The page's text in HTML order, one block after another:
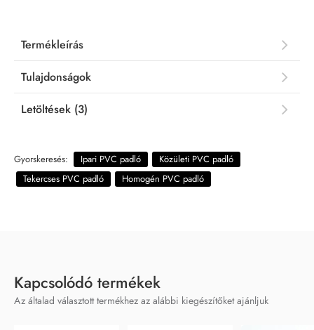
Termékleírás
Tulajdonságok
Letöltések (3)
Gyorskeresés: Ipari PVC padló
Közületi PVC padló
Tekercses PVC padló
Homogén PVC padló
Kapcsolódó termékek
Az általad választott termékhez az alábbi kiegészítőket ajánljuk